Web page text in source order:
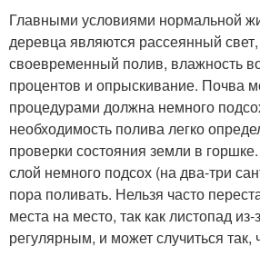
Главными условиями нормальной
деревца являются рассеянный
своевременный полив, влажность
процентов и опрыскивание. Почва
процедурами должна немного
необходимость полива легко
проверки состояния земли в
слой немного подсох (на два-три
пора поливать. Нельзя часто
места на место, так как листопад из-
регулярным, и может случиться так,